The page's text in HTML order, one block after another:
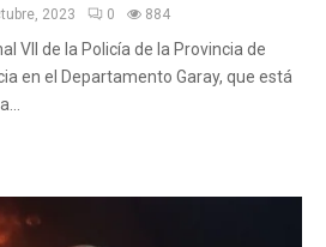
2023 0 884
VII de la Policía de la Provincia de
en el Departamento Garay, que está